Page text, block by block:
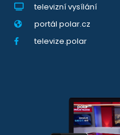
televizní vysílání
portál polar.cz
televize.polar